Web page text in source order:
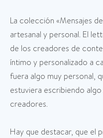
La colección «Mensajes
artesanal y personal. El
de los creadores de
íntimo y personalizado a
fuera algo muy personal,
estuviera escribiendo
creadores.
Hay que destacar, que el